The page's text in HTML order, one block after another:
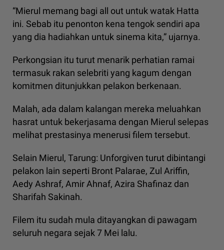
“Mierul memang bagi all out untuk watak Hatta
ini. Sebab itu penonton kena tengok sendiri apa
yang dia hadiahkan untuk sinema kita,” ujarnya.
Perkongsian itu turut menarik perhatian ramai
termasuk rakan selebriti yang kagum dengan
komitmen ditunjukkan pelakon berkenaan.
Malah, ada dalam kalangan mereka meluahkan
hasrat untuk bekerjasama dengan Mierul selepas
melihat prestasinya menerusi filem tersebut.
Selain Mierul, Tarung: Unforgiven turut dibintangi
pelakon lain seperti Bront Palarae, Zul Ariffin,
Aedy Ashraf, Amir Ahnaf, Azira Shafinaz dan
Sharifah Sakinah.
Filem itu sudah mula ditayangkan di pawagam
seluruh negara sejak 7 Mei lalu.